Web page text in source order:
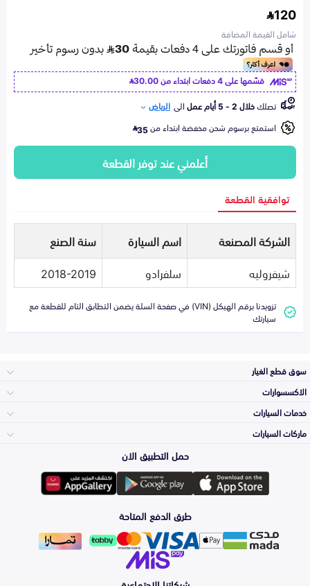
120
شامل القيمة المضافة
قسّمها على 4 دفعات ابتداء من
30.00
تصلكخلال 2 - 5 أيام عمل الى الرياض
استمتع برسوم شحن مخفضة ابتداء من35
أعلمني عند توفر القطعة
توافقية القطعة
الشركة المصنعة اسم السيارة
سنة الصنع
شيفروليه
سلفرادو 2018-2019
تزويدنا برقم الهيكل (VIN) في صفحة السلة يضمن التطابق التام للقطعة مع
سيارتك
سوق قطع الغيار
المكائن، القيرات
وملحقاتها
الشمعات
والاصطبات (الاضاءة)
الفرامل والأقمشة
الاكسسوارات
لوازم الرحلات
اكسسوارات العناية
خدمات السيارات
الأكثر مبيعاً
التلميع والعناية
ماركات السيارات
تويوتا
هيونداي
حمل التطبيق الان
طرق الدفع المتاحة